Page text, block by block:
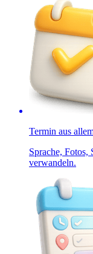
Termin aus
Sprache, Fotos,
verwandeln.